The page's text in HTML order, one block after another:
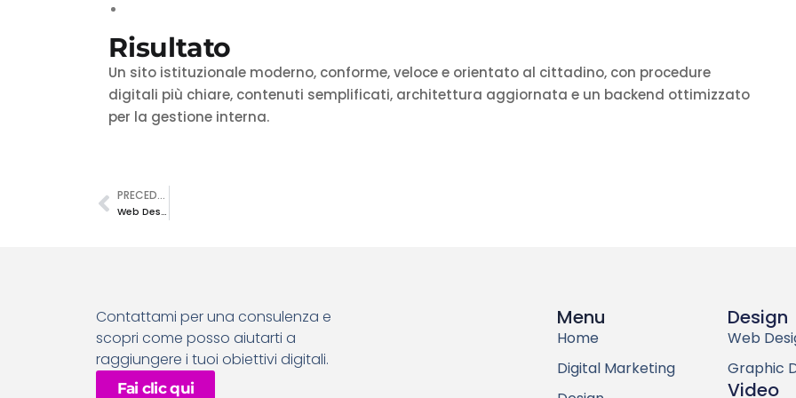
Risultato
Un sito istituzionale moderno, conforme, veloce e orientato al cittadino, con procedure
digitali più chiare, contenuti semplificati, architettura aggiornata e un backend ottimizzato
per la gestione interna.
PRECEDENTE
Web Design – Sorical spa
Contattami per una consulenza e
scopri come posso aiutarti a
raggiungere i tuoi obiettivi digitali.
Fai clic qui
Menu
Home
Digital Marketing
Design
Web
Graphic
Video